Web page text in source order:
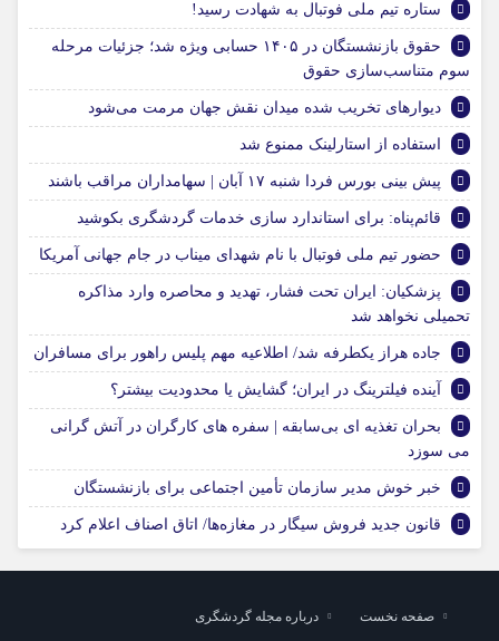
ستاره تیم ملی فوتبال به شهادت رسید!
حقوق بازنشستگان در ۱۴۰۵ حسابی ویژه شد؛ جزئیات مرحله
سوم متناسب‌سازی حقوق
دیوارهای تخریب شده میدان نقش جهان مرمت می‌شود
استفاده از استارلینک ممنوع شد
پیش بینی بورس فردا شنبه ۱۷ آبان | سهامداران مراقب باشند
قائم‌پناه: برای استاندارد سازی خدمات گردشگری بکوشید
حضور تیم ملی فوتبال با نام شهدای میناب در جام جهانی آمریکا
پزشکیان: ایران تحت فشار، تهدید و محاصره وارد مذاکره
تحمیلی نخواهد شد
جاده هراز یکطرفه شد/ اطلاعیه مهم پلیس راهور برای مسافران
آینده فیلترینگ در ایران؛ گشایش یا محدودیت بیشتر؟
بحران تغذیه‌ ای بی‌سابقه | سفره‌ های کارگران در آتش گرانی
می‌ سوزد
خبر خوش مدیر سازمان تأمین اجتماعی برای بازنشستگان
قانون جدید فروش سیگار در مغازه‌ها/ اتاق اصناف اعلام کرد
صفحه نخست درباره مجله گردشگری